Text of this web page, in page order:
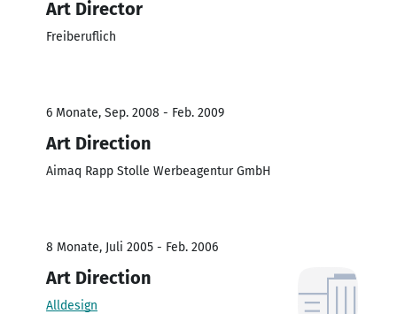
Art Director
Freiberuflich
6 Monate, Sep. 2008 - Feb. 2009
Art Direction
Aimaq Rapp Stolle Werbeagentur GmbH
8 Monate, Juli 2005 - Feb. 2006
Art Direction
Alldesign